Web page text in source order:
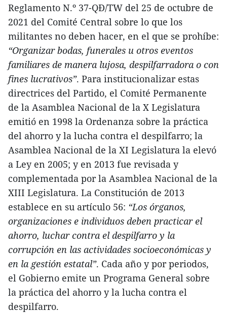
Reglamento N.º 37-QĐ/TW del 25 de octubre de
2021 del Comité Central sobre lo que los
militantes no deben hacer, en el que se prohíbe:
“Organizar bodas, funerales u otros eventos
familiares de manera lujosa, despilfarradora o con
fines lucrativos”. Para institucionalizar estas
directrices del Partido, el Comité Permanente
de la Asamblea Nacional de la X Legislatura
emitió en 1998 la Ordenanza sobre la práctica
del ahorro y la lucha contra el despilfarro; la
Asamblea Nacional de la XI Legislatura la elevó
a Ley en 2005; y en 2013 fue revisada y
complementada por la Asamblea Nacional de la
XIII Legislatura. La Constitución de 2013
establece en su artículo 56: “Los órganos,
organizaciones e individuos deben practicar el
ahorro, luchar contra el despilfarro y la
corrupción en las actividades socioeconómicas y
en la gestión estatal”. Cada año y por periodos,
el Gobierno emite un Programa General sobre
la práctica del ahorro y la lucha contra el
despilfarro.